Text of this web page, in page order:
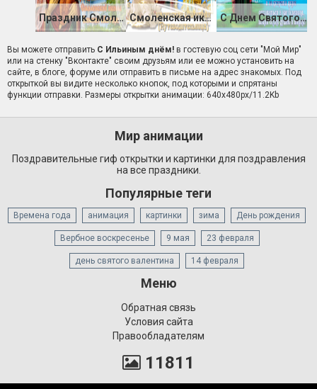
Праздник Смоленской иконы Божией Матери Смоленская икона Божией Матери С Днем Святого Целителя Пантелеймона
Вы можете отправить С Ильиным днём! в гостевую соц сети "Мой Мир"
или на стенку "Вконтакте" своим друзьям или ее можно установить на
сайте, в блоге, форуме или отправить в письме на адрес знакомых. Под
открыткой вы видите несколько кнопок, под которыми и спрятаны
функции отправки. Размеры открытки анимации: 640x480px/11.2Kb
Мир анимации
Поздравительные гиф открытки и картинки для поздравления
на все праздники.
Популярные теги
Времена года анимация картинки зима День рождения
Вербное воскресенье 9 мая 23 февраля
день святого валентина 14 февраля
Меню
Обратная связь
Условия сайта
Правообладателям
11811